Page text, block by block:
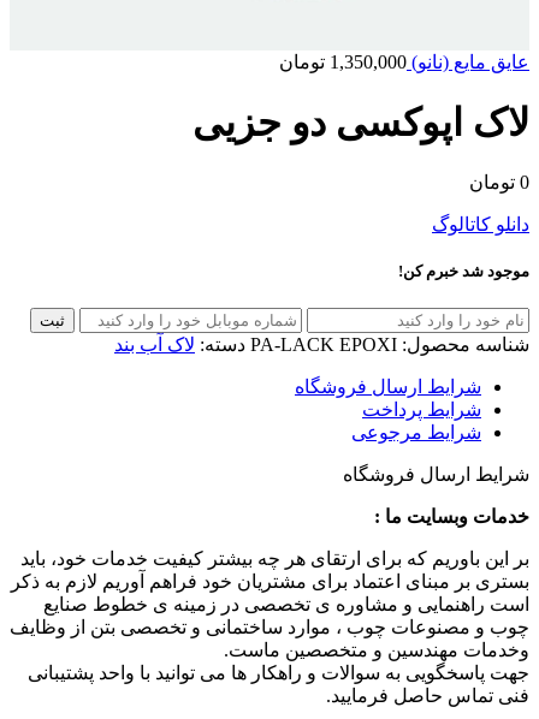
عایق مایع (نانو) 1,350,000 تومان
لاک اپوکسی دو جزیی
0 تومان
دانلو کاتالوگ
موجود شد خبرم کن!
ثبت
شناسه محصول: PA-LACK EPOXI دسته: لاک آب بند
شرایط ارسال فروشگاه
شرایط پرداخت
شرایط مرجوعی
شرایط ارسال فروشگاه
خدمات وبسایت ما :
بر این باوریم که برای ارتقای هر چه بیشتر کیفیت خدمات خود، باید
بستری بر مبنای اعتماد برای مشتریان خود فراهم آوریم لازم به ذکر
است راهنمایی و مشاوره ی تخصصی در زمینه ی خطوط صنایع
چوب و مصنوعات چوب ، موارد ساختمانی و تخصصی بتن از وظایف
وخدمات مهندسین و متخصصین ماست.
جهت پاسخگویی به سوالات و راهکار ها می توانید با واحد پشتیبانی
فنی تماس حاصل فرمایید.